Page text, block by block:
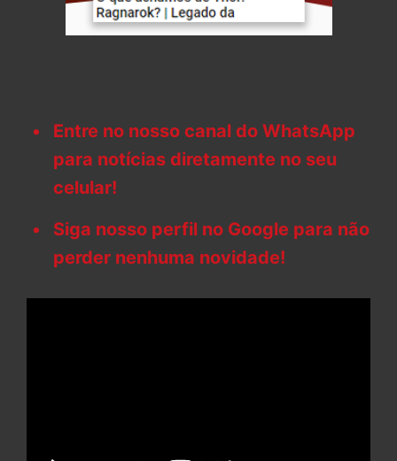
Entre no nosso canal do WhatsApp
para notícias diretamente no seu
celular!
Siga nosso perfil no Google para não
perder nenhuma novidade!